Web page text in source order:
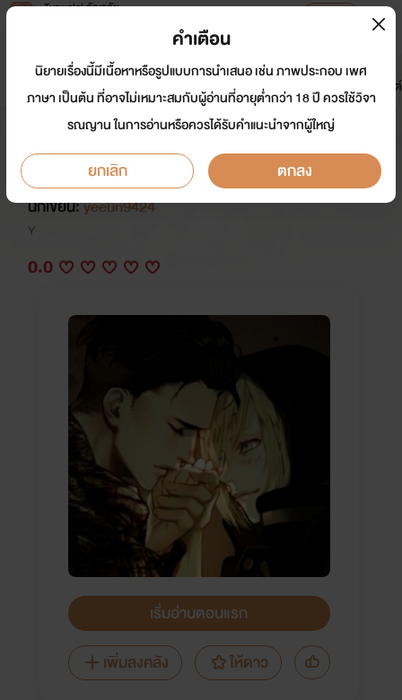
Tunwalai ธัญวลัย
หน้าแรก นิยาย อีบุ๊ก การ์ตูน
มาใหม่
ดรีมแชท ธัญลิสต์
●● Sleeping Bear and Apple's
Trap ●● (yaoi)
นักเขียน:yeeun9424
Y
0.0
เริ่มอ่านตอนแรก
เพิ่มลงคลัง
ให้ดาว
คำเตือน
นิยายเรื่องนี้มีเนื้อหาหรือรูปแบบการนำเสนอ เช่น ภาพประกอบ เพศ
ภาษา เป็นต้น ที่อาจไม่เหมาะสมกับผู้อ่านที่อายุต่ำกว่า 18 ปี ควรใช้วิจา
รณญาน ในการอ่านหรือควรได้รับคำแนะนำจากผู้ใหญ่
ยกเลิก ตกลง